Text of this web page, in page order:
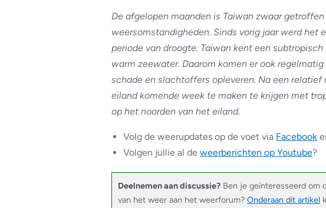
De afgelopen maanden is Taiwan zwaar
weersomstandigheden. Sinds vorig jaar werd het
periode van droogte. Taiwan kent een
warm zeewater. Daarom komen er ook
schade en slachtoffers opleveren. Na een
eiland komende week te maken te krijgen met
op het noorden van het eiland.
Volg de weerupdates op de voet via Facebook
Volgen jullie al de weerberichten op Youtube?
Deelnemen aan discussie? Ben je geïnteresseerd om
van het weer aan het weerforum? Onderaan dit artikel